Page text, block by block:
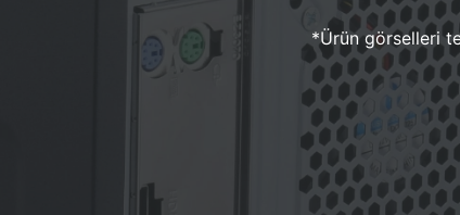
*Ürün görselleri